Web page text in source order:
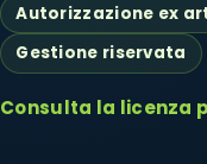
Autorizzazione ex art.
Gestione riservata
Consulta la licenza